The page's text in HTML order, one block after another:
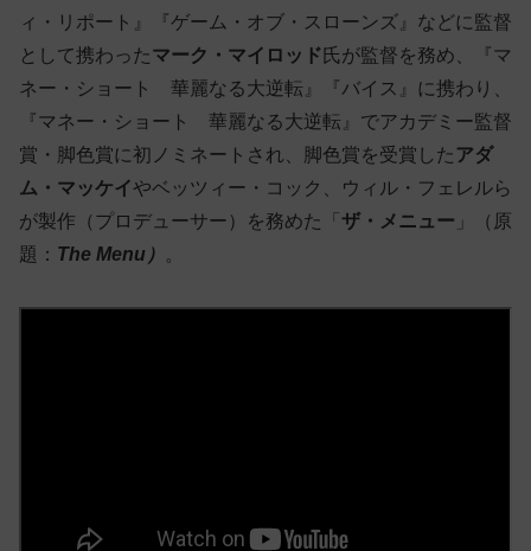
ィ・リポート』『ゲーム・オブ・スローンズ』などに監督
として携わったマーク・マイロッド氏が監督を務め、『マ
ネー・ショート 華麗なる大逆転』『バイス』に携わり、
『マネー・ショート 華麗なる大逆転』でアカデミー監督
賞・脚色賞に初ノミネートされ、脚色賞を受賞したアダ
ム・マッケイやベッツィー・コック、ウィル・フェレルら
が製作（プロデューサー）を務めた「 ザ・メニュー 」（原
題： The Menu） 。